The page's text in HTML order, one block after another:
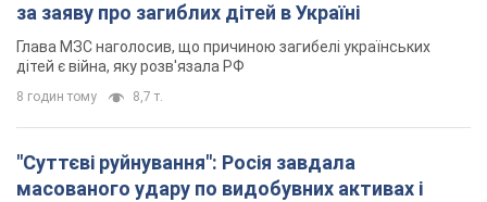
за заяву про загиблих дітей в Україні
Глава МЗС наголосив, що причиною загибелі українських
дітей є війна, яку розв'язала РФ
8 годин тому 8,7 т.
"Суттєві руйнування": Росія завдала
масованого удару по видобувних активах і